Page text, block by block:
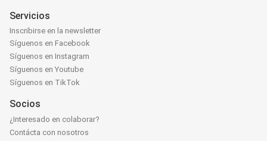
Servicios
Inscribirse en la newsletter
Síguenos en Facebook
Síguenos en Instagram
Síguenos en Youtube
Síguenos en TikTok
Socios
¿Interesado en colaborar?
Contácta con nosotros